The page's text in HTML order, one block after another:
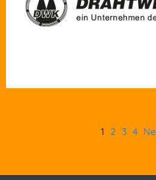
1 2 3 4